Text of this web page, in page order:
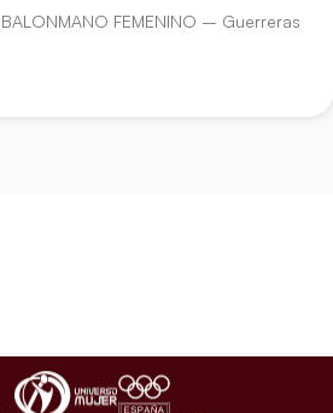
BALONMANO FEMENINO – Guerreras